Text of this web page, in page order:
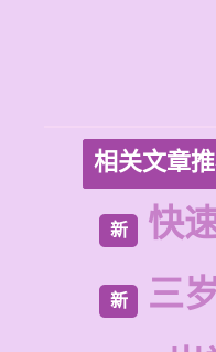
相关文章
新 快
新
三